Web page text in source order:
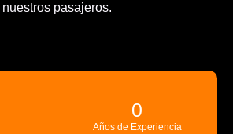
nuestros pasajeros.
Años de Experiencia
0